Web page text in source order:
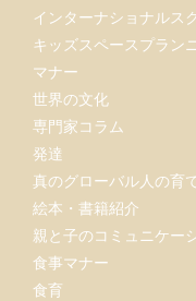
インターナショナルス
キッズスペースプラン
マナー
世界の文化
専門家コラム
発達
真のグローバル人の育
絵本・書籍紹介
親と子のコミュニケー
食事マナー
食育